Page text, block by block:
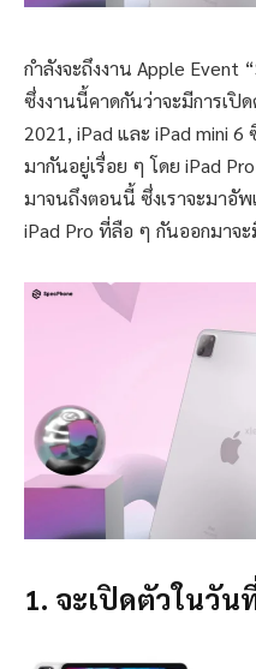
กำลังจะถึงงาน Apple Event
ซึ่งงานนี้คาดกันว่าจะมีการเปิ
2021, iPad และ iPad mini 6
มากันอยู่เรื่อย ๆ โดย iPad
มาจนถึงตอนนี้ ซึ่งเราจะมาอั
iPad Pro ที่ลือ ๆ กันออกมาจะ
1. จะเปิดตัวในวัน